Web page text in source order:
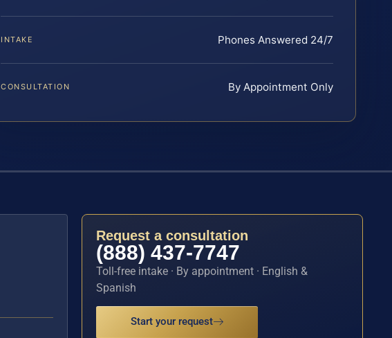
INTAKE Phones Answered 24/7
CONSULTATION By Appointment Only
Request a consultation
(888) 437-7747
Toll-free intake · By appointment · English &
Spanish
Start your request